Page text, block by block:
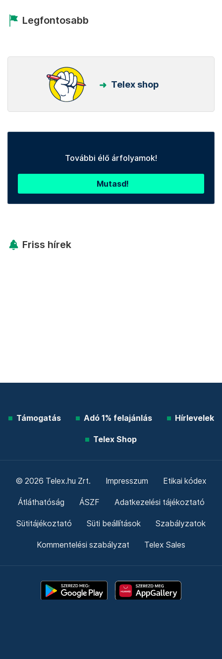
Legfontosabb
Telex shop
További élő árfolyamok!
Mutasd!
Friss hírek
Támogatás Adó 1% felajánlás Hírlevelek
Telex Shop
© 2026 Telex.hu Zrt. Impresszum Etikai kódex
Átláthatóság ÁSZF Adatkezelési tájékoztató
Sütitájékoztató Süti beállítások Szabályzatok
Kommentelési szabályzat Telex Sales